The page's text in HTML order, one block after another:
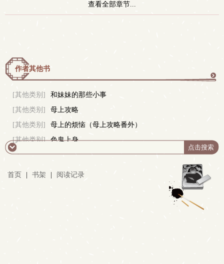
查看全部章节...
作者其他书
[其他类别]
和妹妹的那些小事
[其他类别]
母上攻略
[其他类别]
母上的烦恼（母上攻略番外）
[其他类别]
色鬼上身
首页 书架 阅读记录